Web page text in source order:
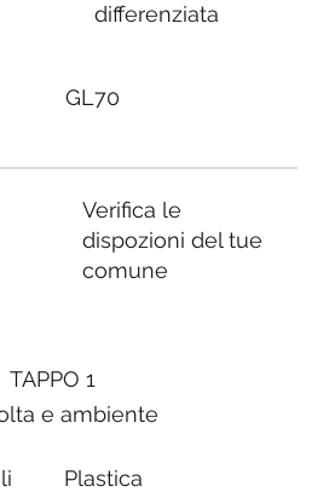
differenziata
GL70
Verifica le
dispozioni del tue
comune
TAPPO 1
e ambiente
Plastica